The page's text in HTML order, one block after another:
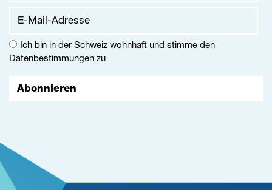
Abonnieren
Ich bin in der Schweiz wohnhaft und stimme den
Datenbestimmungen zu